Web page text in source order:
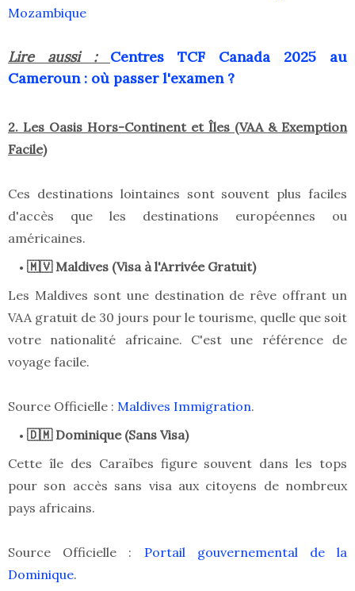
Mozambique
Lire aussi : Centres TCF Canada 2025 au
Cameroun : où passer l'examen ?
2. Les Oasis Hors-Continent et Îles (VAA & Exemption
Facile)
Ces destinations lointaines sont souvent plus faciles
d'accès que les destinations européennes ou
américaines.
🇲🇻 Maldives (Visa à l'Arrivée Gratuit)
Les Maldives sont une destination de rêve offrant un
VAA gratuit de 30 jours pour le tourisme, quelle que soit
votre nationalité africaine. C'est une référence de
voyage facile.
Source Officielle : Maldives Immigration.
🇩🇲 Dominique (Sans Visa)
Cette île des Caraïbes figure souvent dans les tops
pour son accès sans visa aux citoyens de nombreux
pays africains.
Source Officielle : Portail gouvernemental de la
Dominique.